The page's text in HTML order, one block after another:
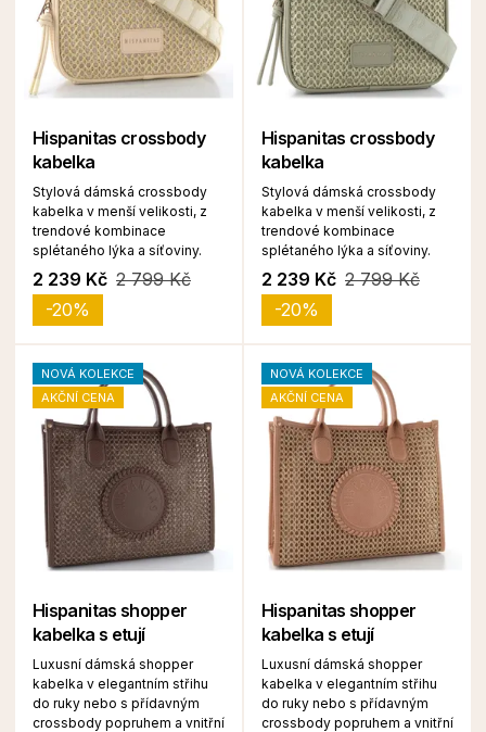
Hispanitas crossbody
kabelka
Stylová dámská crossbody
kabelka v menší velikosti, z
trendové kombinace
splétaného lýka a síťoviny.
2 239 Kč 2 799 Kč
-20%
Hispanitas crossbody
kabelka
Stylová dámská crossbody
kabelka v menší velikosti, z
trendové kombinace
splétaného lýka a síťoviny.
2 239 Kč 2 799 Kč
-20%
NOVÁ KOLEKCE
AKČNÍ CENA
Hispanitas shopper
kabelka s etují
Luxusní dámská shopper
kabelka v elegantním střihu
do ruky nebo s přídavným
crossbody popruhem a vnitřní
NOVÁ KOLEKCE
AKČNÍ CENA
Hispanitas shopper
kabelka s etují
Luxusní dámská shopper
kabelka v elegantním střihu
do ruky nebo s přídavným
crossbody popruhem a vnitřní